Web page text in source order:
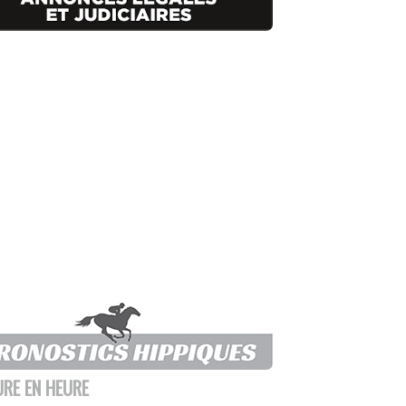
EN HEURE